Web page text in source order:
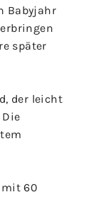
Babyjahr
später
der leicht
mit 60